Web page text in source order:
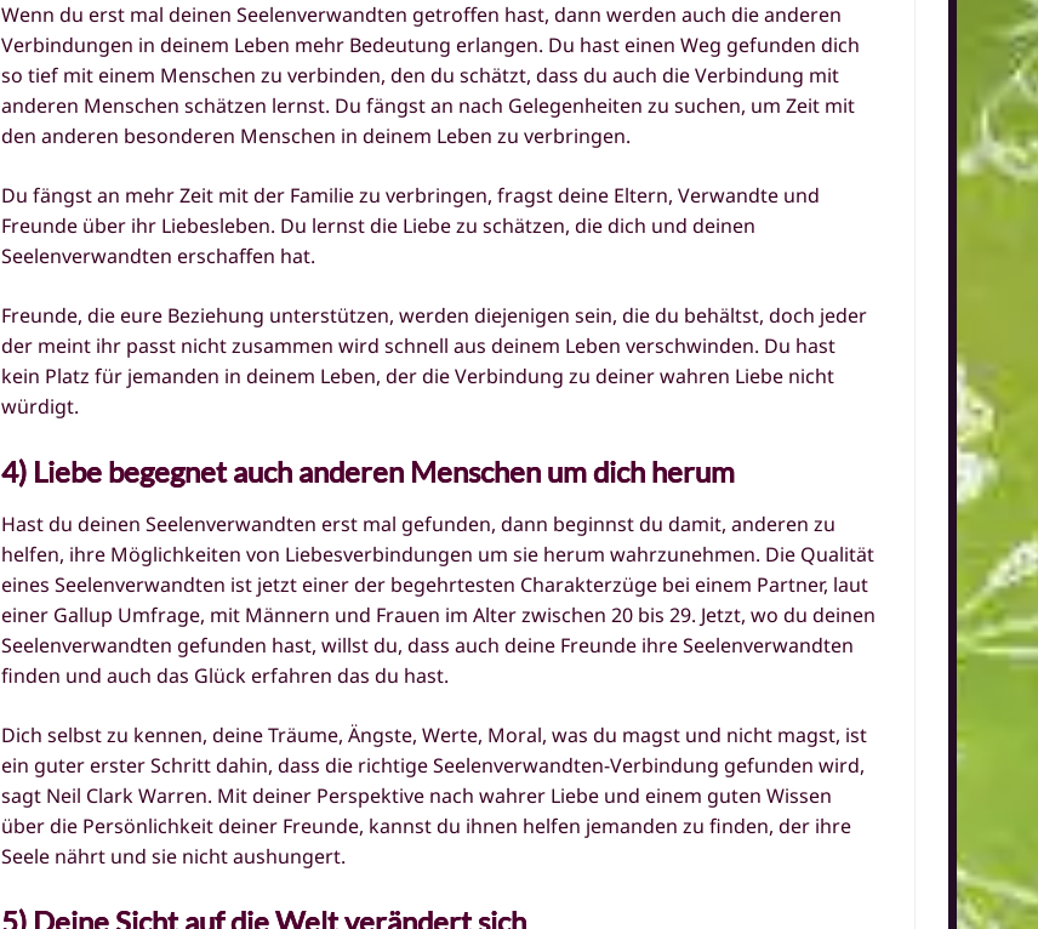
Wenn du erst mal deinen Seelenverwandten getroffen hast, dann werden auch die anderen
Verbindungen in deinem Leben mehr Bedeutung erlangen. Du hast einen Weg gefunden dich
so tief mit einem Menschen zu verbinden, den du schätzt, dass du auch die Verbindung mit
anderen Menschen schätzen lernst. Du fängst an nach Gelegenheiten zu suchen, um Zeit mit
den anderen besonderen Menschen in deinem Leben zu verbringen.
Du fängst an mehr Zeit mit der Familie zu verbringen, fragst deine Eltern, Verwandte und
Freunde über ihr Liebesleben. Du lernst die Liebe zu schätzen, die dich und deinen
Seelenverwandten erschaffen hat.
Freunde, die eure Beziehung unterstützen, werden diejenigen sein, die du behältst, doch jeder
der meint ihr passt nicht zusammen wird schnell aus deinem Leben verschwinden. Du hast
kein Platz für jemanden in deinem Leben, der die Verbindung zu deiner wahren Liebe nicht
würdigt.
4) Liebe begegnet auch anderen Menschen um dich herum
Hast du deinen Seelenverwandten erst mal gefunden, dann beginnst du damit, anderen zu
helfen, ihre Möglichkeiten von Liebesverbindungen um sie herum wahrzunehmen. Die Qualität
eines Seelenverwandten ist jetzt einer der begehrtesten Charakterzüge bei einem Partner, laut
einer Gallup Umfrage, mit Männern und Frauen im Alter zwischen 20 bis 29. Jetzt, wo du deinen
Seelenverwandten gefunden hast, willst du, dass auch deine Freunde ihre Seelenverwandten
finden und auch das Glück erfahren das du hast.
Dich selbst zu kennen, deine Träume, Ängste, Werte, Moral, was du magst und nicht magst, ist
ein guter erster Schritt dahin, dass die richtige Seelenverwandten-Verbindung gefunden wird,
sagt Neil Clark Warren. Mit deiner Perspektive nach wahrer Liebe und einem guten Wissen
über die Persönlichkeit deiner Freunde, kannst du ihnen helfen jemanden zu finden, der ihre
Seele nährt und sie nicht aushungert.
5) Deine Sicht auf die Welt verändert sich